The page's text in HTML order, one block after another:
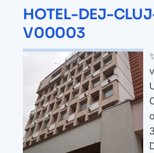
HOTEL-DEJ-
V00003